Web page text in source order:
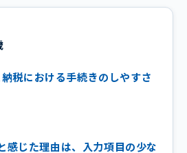
税における手続きのしやすさ
感じた理由は、入力項目の少な